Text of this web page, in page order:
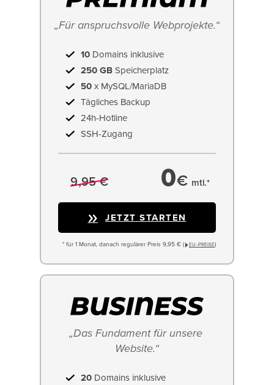
„Für anspruchsvolle Webprojekte.“
10 Domains inklusive
250 GB Speicherplatz
50 x MySQL/MariaDB
Tägliches Backup
24h-Hotline
SSH-Zugang
9,95 € 0€ mtl.*
JETZT STARTEN
* für 1 Monat, danach regulärer Preis 9,95 € ( EU−PREISE)
„Das Fundament für unsere
Website.“
20 Domains inklusive